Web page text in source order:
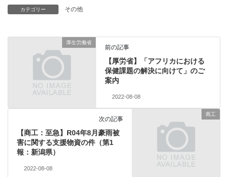
カテゴリー その他
厚生労働省
前の記事
【厚労省】「アフリカにおける
保健課題の解決に向けて」のご
案内
2022-08-08
商工
次の記事
【商工：至急】R04年8月豪雨被
害に関する支援物資の件（第1
報：新潟県）
2022-08-08